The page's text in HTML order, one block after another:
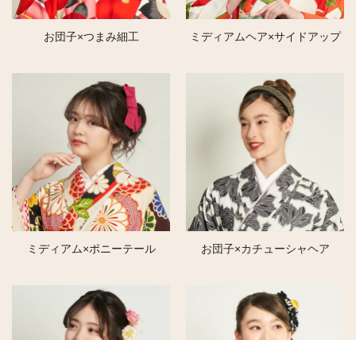
お団子×つまみ細工 ミディアムヘア×サイドアップ
ミディアム×ポニーテール お団子×カチューシャヘア